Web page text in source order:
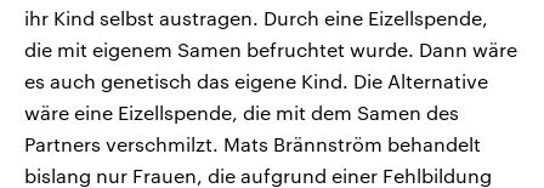
ihr Kind selbst austragen. Durch eine Eizellspende,
die mit eigenem Samen befruchtet wurde. Dann wäre
es auch genetisch das eigene Kind. Die Alternative
wäre eine Eizellspende, die mit dem Samen des
Partners verschmilzt. Mats Brännström behandelt
bislang nur Frauen, die aufgrund einer Fehlbildung